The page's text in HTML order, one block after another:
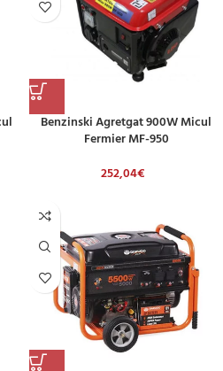
Benzinski Agretgat 900W Micul
Fermier MF-950
252,04€